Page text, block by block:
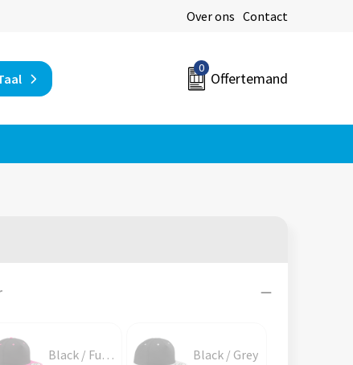
Over ons Contact
0
Offertemand
Black / Fuchsia Black / Grey